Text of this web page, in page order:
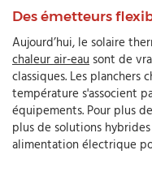
Des émetteurs
Aujourd’hui, le solaire
chaleur air-eau sont de
classiques. Les planchers
température s'associent
équipements. Pour plus
plus de solutions
alimentation électrique